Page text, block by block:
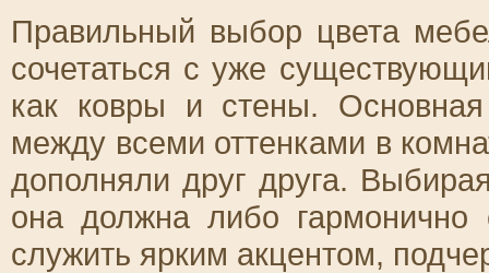
Правильный выбор цвета
сочетаться с уже
как ковры и стены.
между всеми оттенками в
дополняли друг друга.
она должна либо
служить ярким акцентом,